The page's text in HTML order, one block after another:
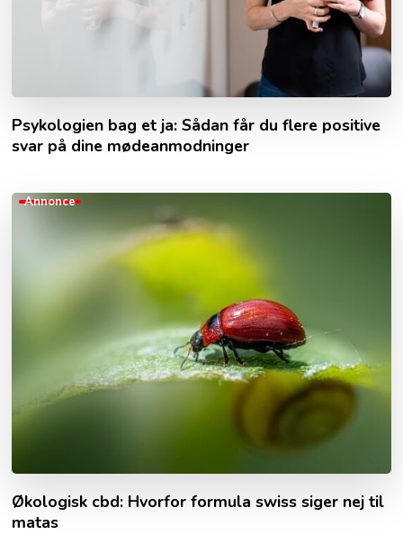
Psykologien bag et ja: Sådan får du flere positive
svar på dine mødeanmodninger
Annonce
Økologisk cbd: Hvorfor formula swiss siger nej til
matas